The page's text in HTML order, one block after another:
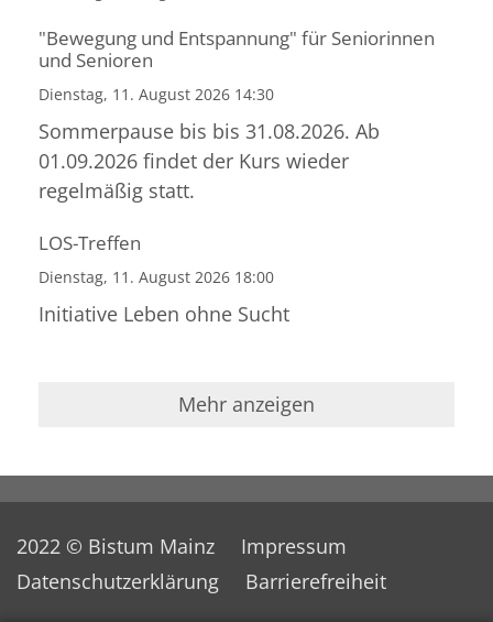
"Bewegung und Entspannung" für Seniorinnen
und Senioren
Dienstag, 11. August 2026 14:30
Sommerpause bis bis 31.08.2026. Ab
01.09.2026 findet der Kurs wieder
regelmäßig statt.
LOS-Treffen
Dienstag, 11. August 2026 18:00
Initiative Leben ohne Sucht
Mehr anzeigen
2022 © Bistum Mainz
Impressum
Datenschutzerklärung
Barrierefreiheit